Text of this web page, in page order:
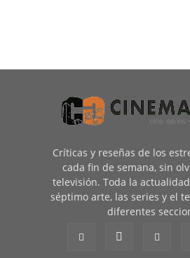
Críticas y reseñas de los
cada fin de semana, sin
televisión. Toda la
séptimo arte, las series y el
diferentes